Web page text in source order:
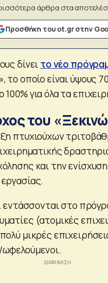
άρθρα στα
Προσθήκη του ot.gr στην
δίνειτο νέο
το οποίο είναι ύψους
για όλα τα
του
πτυχιούχων
και την
εντάσσονται στο
(ατομικές
μικρές